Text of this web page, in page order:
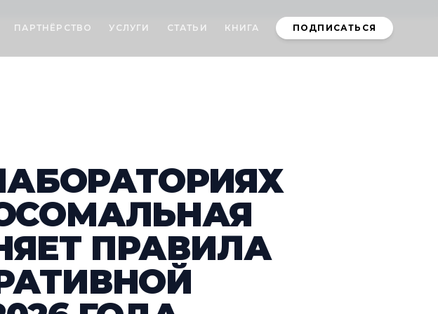
ПАРТНЁРСТВО УСЛУГИ СТАТЬИ КНИГА ПОДПИСАТЬСЯ
ПРАВИЛА